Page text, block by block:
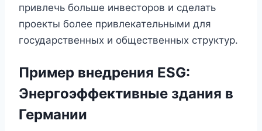
привлечь больше инвесторов и сделать
проекты более привлекательными для
государственных и общественных структур.
Пример внедрения ESG:
Энергоэффективные здания в
Германии